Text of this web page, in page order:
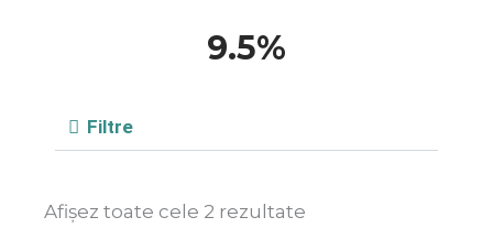
9.5%
Filtre
Afișez toate cele 2 rezultate